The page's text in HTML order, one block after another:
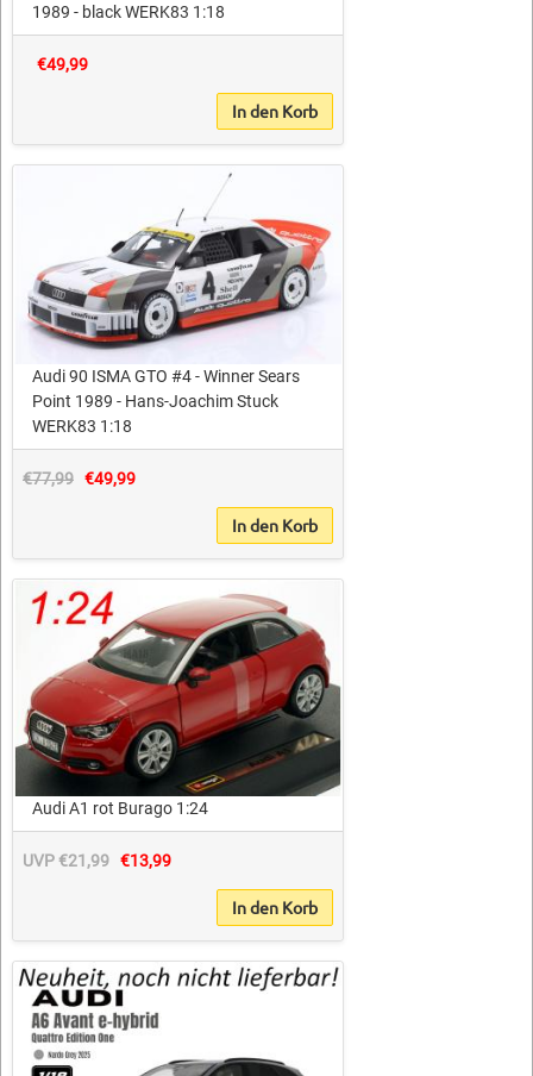
1989 - black WERK83 1:18
€49,99
In den Korb
Audi 90 ISMA GTO #4 - Winner Sears
Point 1989 - Hans-Joachim Stuck
WERK83 1:18
€77,99 €49,99
In den Korb
Audi A1 rot Burago 1:24
UVP €21,99 €13,99
In den Korb